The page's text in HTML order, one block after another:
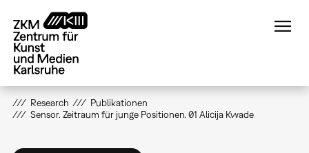
zum
Inhalt
Research
Publikationen
Sensor. Zeitraum für junge Positionen. 01 Alicija Kwade